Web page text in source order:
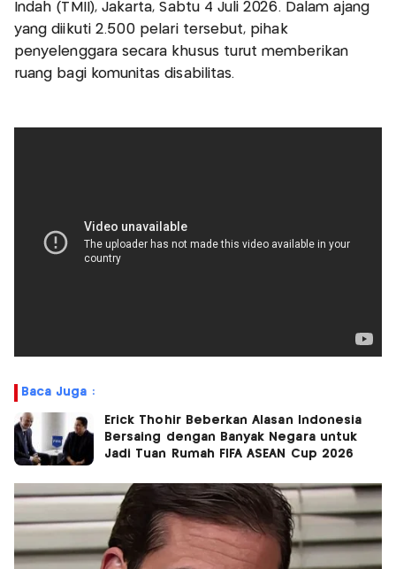
Indah (TMII), Jakarta, Sabtu 4 Juli 2026. Dalam ajang
yang diikuti 2.500 pelari tersebut, pihak
penyelenggara secara khusus turut memberikan
ruang bagi komunitas disabilitas.
Baca Juga :
Erick Thohir Beberkan Alasan Indonesia
Bersaing dengan Banyak Negara untuk
Jadi Tuan Rumah FIFA ASEAN Cup 2026